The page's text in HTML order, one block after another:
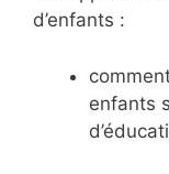
d’enfants :
enfants